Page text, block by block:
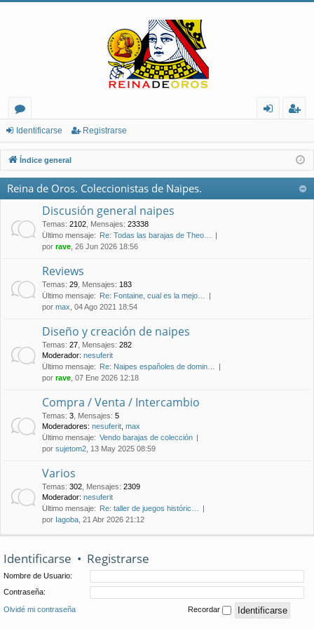
or
os
nt
ifi
ist
ra
Identificarse Registrarse
Índice general
Reina de Oros. Coleccionistas de Naipes.
Discusión general naipes
Temas: 2102 Mensajes: 23338
Último mensaje: Re: Todas las barajas de Theo…
por rave , 26 Jun 2026 18:56
Reviews
Temas: 29 Mensajes: 183
Último mensaje: Re: Fontaine, cual es la mejo…
por max , 04 Ago 2021 18:54
Diseño y creación de naipes
Temas: 27 Mensajes: 282
Moderador: nesuferit
Último mensaje: Re: Naipes españoles de domin…
por rave , 07 Ene 2026 12:18
Compra / Venta / Intercambio
Temas: 3 Mensajes: 5
Moderadores: nesuferit max
Último mensaje: Vendo barajas de colección
por sujetom2 , 13 May 2025 08:59
Varios
Temas: 302 Mensajes: 2309
Moderador: nesuferit
Último mensaje: Re: taller de juegos históric…
por Iagoba , 21 Abr 2026 21:12
Identificarse • Registrarse
Nombre de Usuario:
Contraseña:
Olvidé mi contraseña Recordar